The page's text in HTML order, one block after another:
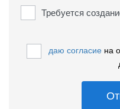
Требуется
даю согласие на